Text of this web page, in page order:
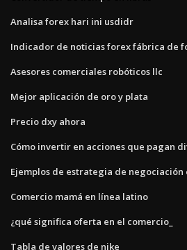
Analisa forex hari ini usdidr
Indicador de noticias forex fábrica de
Asesores comerciales robóticos llc
Mejor aplicación de oro y plata
Precio dxy ahora
Cómo invertir en acciones que pagan
Ejemplos de estrategia de
Comercio mamá en línea latino
¿qué significa oferta en el comercio_
Tabla de valores de nike